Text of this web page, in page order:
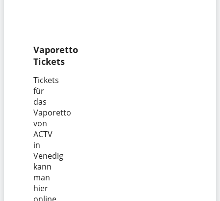
Vaporetto
Tickets
Tickets
für
das
Vaporetto
von
ACTV
in
Venedig
kann
man
hier